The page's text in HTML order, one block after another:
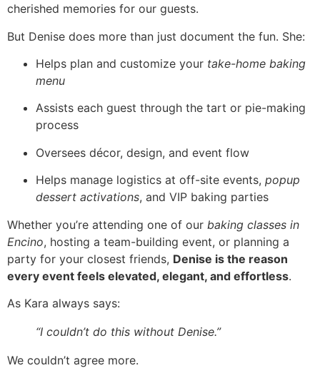
cherished memories for our guests.
But Denise does more than just document the fun. She:
Helps plan and customize your take-home baking
menu
Assists each guest through the tart or pie-making
process
Oversees décor, design, and event flow
Helps manage logistics at off-site events, popup
dessert activations, and VIP baking parties
Whether you’re attending one of our baking classes in
Encino, hosting a team-building event, or planning a
party for your closest friends, Denise is the reason
every event feels elevated, elegant, and effortless.
As Kara always says:
“I couldn’t do this without Denise.”
We couldn’t agree more.